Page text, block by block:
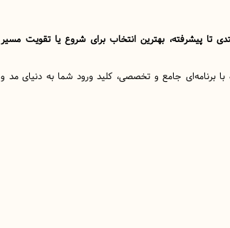
تا پیشرفته، بهترین انتخاب برای شروع یا تقویت مسیر
برنامه‌ای جامع و تخصصی، کلید ورود شما به دنیای مد و